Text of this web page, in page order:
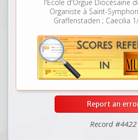
l'Ecole d'Orgue Diocésaine
Organiste à Saint-
Graffenstaden ; Caecilia
Report an
Record #4422